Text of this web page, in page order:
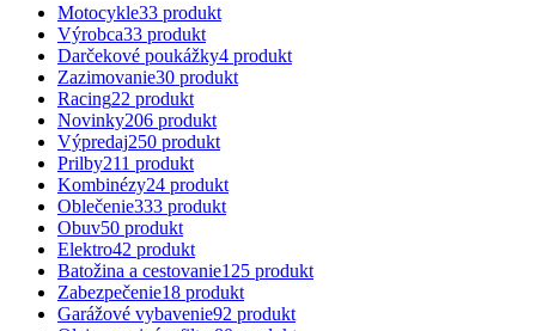
Motocykle33 produkt
Výrobca33 produkt
Darčekové poukážky4 produkt
Zazimovanie30 produkt
Racing22 produkt
Novinky206 produkt
Výpredaj250 produkt
Prilby211 produkt
Kombinézy24 produkt
Oblečenie333 produkt
Obuv50 produkt
Elektro42 produkt
Batožina a cestovanie125 produkt
Zabezpečenie18 produkt
Garážové vybavenie92 produkt